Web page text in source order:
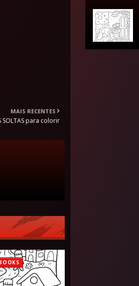
MAIS RECENTES
SOLTAS para colorir